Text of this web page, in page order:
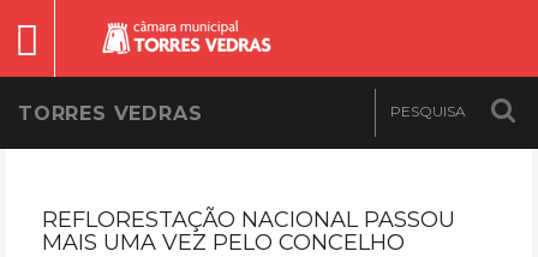
TORRES VEDRAS
REFLORESTAÇÃO NACIONAL PASSOU
MAIS UMA VEZ PELO CONCELHO